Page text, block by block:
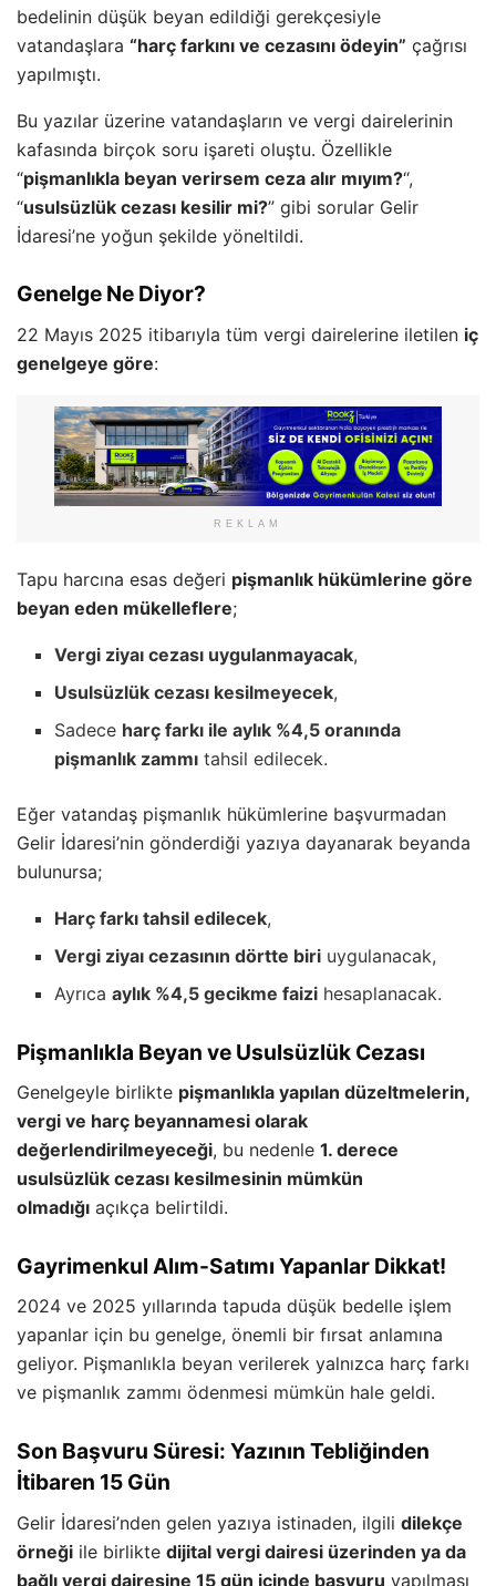
bedelinin düşük beyan edildiği gerekçesiyle
vatandaşlara “harç farkını ve cezasını ödeyin” çağrısı
yapılmıştı.
Bu yazılar üzerine vatandaşların ve vergi dairelerinin
kafasında birçok soru işareti oluştu. Özellikle
“pişmanlıkla beyan verirsem ceza alır mıyım?“,
“usulsüzlük cezası kesilir mi?” gibi sorular Gelir
İdaresi’ne yoğun şekilde yöneltildi.
Genelge Ne Diyor?
22 Mayıs 2025 itibarıyla tüm vergi dairelerine iletilen iç
genelgeye göre:
REKLAM
Tapu harcına esas değeri pişmanlık hükümlerine göre
beyan eden mükelleflere;
Vergi ziyaı cezası uygulanmayacak,
Usulsüzlük cezası kesilmeyecek,
Sadece harç farkı ile aylık %4,5 oranında
pişmanlık zammı tahsil edilecek.
Eğer vatandaş pişmanlık hükümlerine başvurmadan
Gelir İdaresi’nin gönderdiği yazıya dayanarak beyanda
bulunursa;
Harç farkı tahsil edilecek,
Vergi ziyaı cezasının dörtte biri uygulanacak,
Ayrıcaaylık %4,5 gecikme faizi hesaplanacak.
Pişmanlıkla Beyan ve Usulsüzlük Cezası
Genelgeyle birlikte pişmanlıkla yapılan düzeltmelerin,
vergi ve harç beyannamesi olarak
değerlendirilmeyeceği, bu nedenle 1. derece
usulsüzlük cezası kesilmesinin mümkün
olmadığı açıkça belirtildi.
Gayrimenkul Alım-Satımı Yapanlar Dikkat!
2024 ve 2025 yıllarında tapuda düşük bedelle işlem
yapanlar için bu genelge, önemli bir fırsat anlamına
geliyor. Pişmanlıkla beyan verilerek yalnızca harç farkı
ve pişmanlık zammı ödenmesi mümkün hale geldi.
Son Başvuru Süresi: Yazının Tebliğinden
İtibaren 15 Gün
Gelir İdaresi’nden gelen yazıya istinaden, ilgili dilekçe
örneği ile birlikte dijital vergi dairesi üzerinden ya da
bağlı vergi dairesine 15 gün içinde başvuru yapılması